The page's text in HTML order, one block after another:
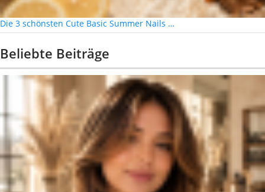
Die 3 schönsten Cute Basic Summer Nails …
Beliebte Beiträge